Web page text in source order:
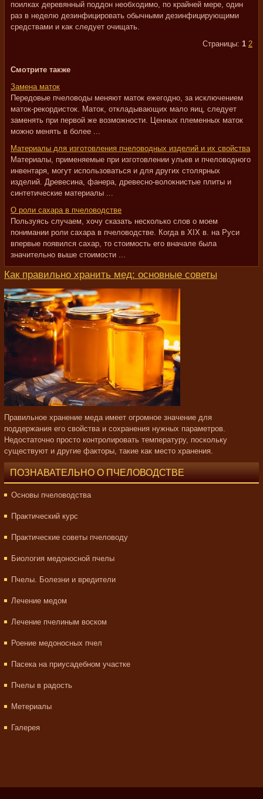
поилках деревянный поддон необходимо, по крайней мере, один
раз в неделю дезинфицировать обычными дезинфицирующими
средствами и как следует очищать.
Страницы: 1 2
Смотрите также
Замена маток
Передовые пчеловоды меняют маток ежегодно, за исключением
маток-рекордисток. Маток, откладывающих мало яиц, следует
заменять при первой же возможности. Ценных племенных маток
можно менять в более ...
Материалы для изготовления пчеловодных изделий и их свойства
Материалы, применяемые при изготовлении ульев и пчеловодного
инвентаря, могут использоваться и для других столярных
изделий. Древесина, фанера, древесно-волокнистые плиты и
синтетические материалы ...
О роли сахара в пчеловодстве
Пользуясь случаем, хочу сказать несколько слов о моем
понимании роли сахара в пчеловодстве. Когда в XIX в. на Руси
впервые появился сахар, то стоимость его вначале была
значительно выше стоимости ...
Как правильно хранить мед: основные советы
Правильное хранение меда имеет огромное значение для
поддержания его свойства и сохранения нужных параметров.
Недостаточно просто контролировать температуру, поскольку
существуют и другие факторы, такие как место хранения.
ПОЗНАВАТЕЛЬНО О ПЧЕЛОВОДСТВЕ
Основы пчеловодства
Практический курс
Практические советы пчеловоду
Биология медоносной пчелы
Пчелы. Болезни и вредители
Лечение медом
Лечение пчелиным воском
Роение медоносных пчел
Пасека на приусадебном участке
Пчелы в радость
Метериалы
Галерея